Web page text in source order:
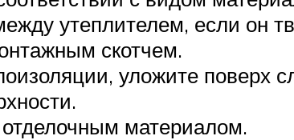
утеплителем, если он
скотчем.
уложите поверх
материалом.